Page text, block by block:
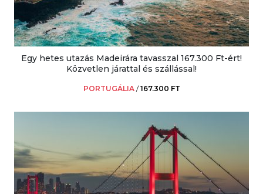
Egy hetes utazás Madeirára tavasszal 167.300 Ft-ért!
Közvetlen járattal és szállással!
PORTUGÁLIA /167.300 FT